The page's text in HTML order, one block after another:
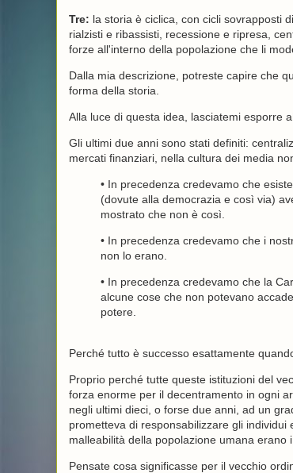
Tre: la storia è ciclica, con cicli sovrapposti
rialzisti e ribassisti, recessione e ripresa,
forze all'interno della popolazione che li
Dalla mia descrizione, potreste capire che
forma della storia.
Alla luce di questa idea, lasciatemi esporre
Gli ultimi due anni sono stati definiti:
mercati finanziari, nella cultura dei media
• In precedenza credevamo che
(dovute alla democrazia e così via)
mostrato che non è così.
• In precedenza credevamo che i
non lo erano.
• In precedenza credevamo che la
alcune cose che non potevano
potere.
Perché tutto è successo esattamente
Proprio perché tutte queste istituzioni del
forza enorme per il decentramento in ogni
negli ultimi dieci, o forse due anni, ad un
prometteva di responsabilizzare gli
malleabilità della popolazione umana
Pensate cosa significasse per il vecchio